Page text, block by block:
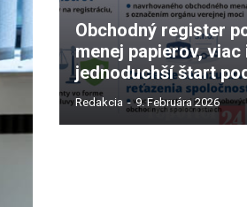
Obchodný register
menej papierov, viac
jednoduchší štart
Redakcia - 9. Februára 2026